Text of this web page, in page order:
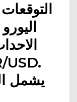
يشمل